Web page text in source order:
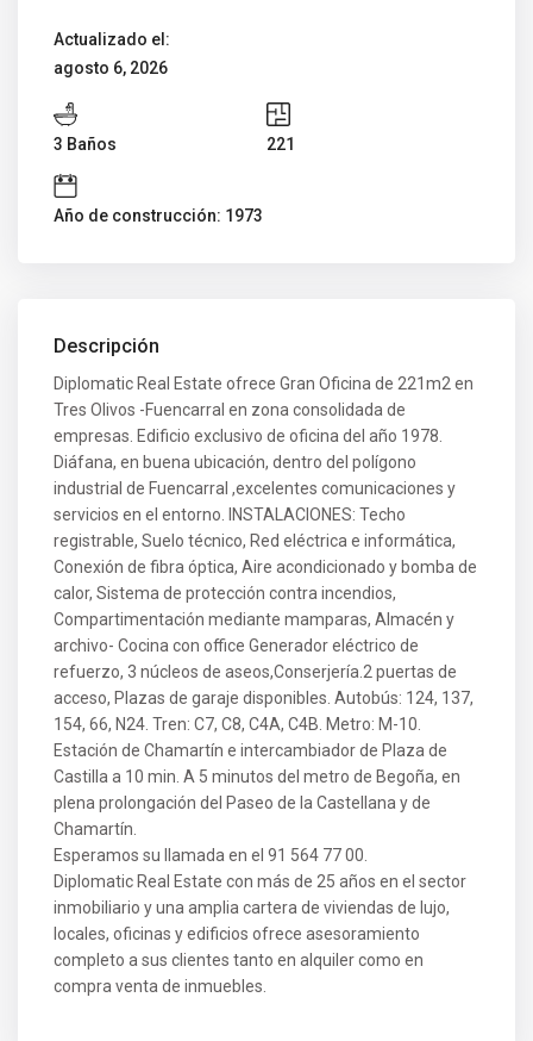
Actualizado el:
agosto 6, 2026
3 Baños 221
Año de construcción: 1973
Descripción
Diplomatic Real Estate ofrece Gran Oficina de 221m2 en
Tres Olivos -Fuencarral en zona consolidada de
empresas. Edificio exclusivo de oficina del año 1978.
Diáfana, en buena ubicación, dentro del polígono
industrial de Fuencarral ,excelentes comunicaciones y
servicios en el entorno. INSTALACIONES: Techo
registrable, Suelo técnico, Red eléctrica e informática,
Conexión de fibra óptica, Aire acondicionado y bomba de
calor, Sistema de protección contra incendios,
Compartimentación mediante mamparas, Almacén y
archivo- Cocina con office Generador eléctrico de
refuerzo, 3 núcleos de aseos,Conserjería.2 puertas de
acceso, Plazas de garaje disponibles. Autobús: 124, 137,
154, 66, N24. Tren: C7, C8, C4A, C4B. Metro: M-10.
Estación de Chamartín e intercambiador de Plaza de
Castilla a 10 min. A 5 minutos del metro de Begoña, en
plena prolongación del Paseo de la Castellana y de
Chamartín.
Esperamos su llamada en el 91 564 77 00.
Diplomatic Real Estate con más de 25 años en el sector
inmobiliario y una amplia cartera de viviendas de lujo,
locales, oficinas y edificios ofrece asesoramiento
completo a sus clientes tanto en alquiler como en
compra venta de inmuebles.